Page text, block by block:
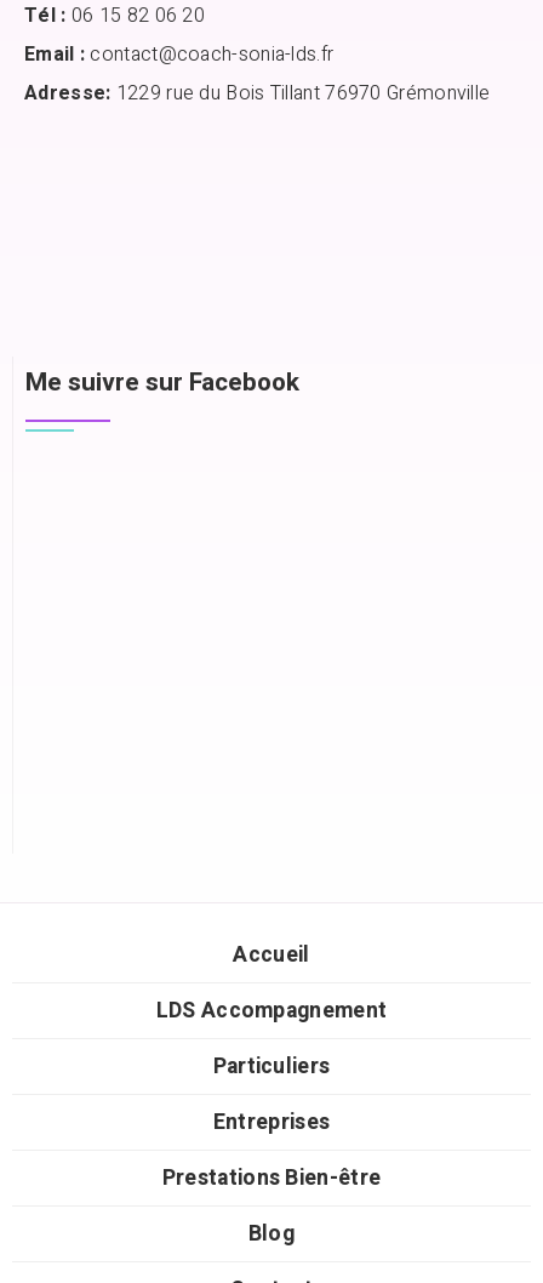
Tél : 06 15 82 06 20
Email :contact@coach-sonia-lds.fr
Adresse: 1229 rue du Bois Tillant 76970 Grémonville
Me suivre sur Facebook
Accueil
LDS Accompagnement
Particuliers
Entreprises
Prestations Bien-être
Blog